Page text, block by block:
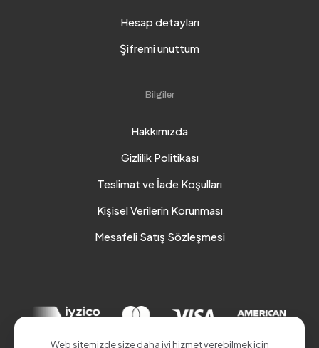
Hesap detayları
Şifremi unuttum
Bilgiler
Hakkımızda
Gizlilik Politikası
Teslimat ve İade Koşulları
Kişisel Verilerin Korunması
Mesafeli Satış Sözleşmesi
Web sitemizde size daha iyi hizmet verebilmek için